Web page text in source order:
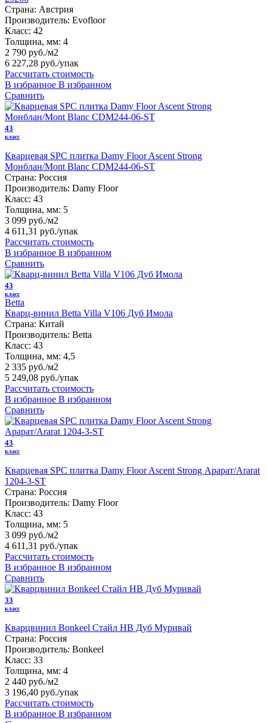
Страна: Австрия
Производитель: Evofloor
Класс: 42
Толщина, мм: 4
2 790 руб./м2
6 227,28 руб./упак
Рассчитать стоимость
В избранное В избранном
Сравнить
43
класс
Кварцевая SPC плитка Damy Floor Ascent Strong
Монблан/Mont Blanc CDM244-06-ST
Страна: Россия
Производитель: Damy Floor
Класс: 43
Толщина, мм: 5
3 099 руб./м2
4 611,31 руб./упак
Рассчитать стоимость
В избранное В избранном
Сравнить
43
класс
Betta
Кварц-винил Betta Villa V106 Дуб Имола
Страна: Китай
Производитель: Betta
Класс: 43
Толщина, мм: 4,5
2 335 руб./м2
5 249,08 руб./упак
Рассчитать стоимость
В избранное В избранном
Сравнить
43
класс
Кварцевая SPC плитка Damy Floor Ascent Strong Арарат/Ararat
1204-3-ST
Страна: Россия
Производитель: Damy Floor
Класс: 43
Толщина, мм: 5
3 099 руб./м2
4 611,31 руб./упак
Рассчитать стоимость
В избранное В избранном
Сравнить
33
класс
Кварцвинил Bonkeel Стайл HB Дуб Муривай
Страна: Россия
Производитель: Bonkeel
Класс: 33
Толщина, мм: 4
2 440 руб./м2
3 196,40 руб./упак
Рассчитать стоимость
В избранное В избранном